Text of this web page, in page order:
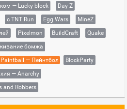
— Lucky block
Day Z
с TNT Run Egg Wars
MineZ
Pixelmon BuildCraft
Quake
бомжа
Paintball — Пейнтбол
BlockParty
— Anarchy
and Robbers